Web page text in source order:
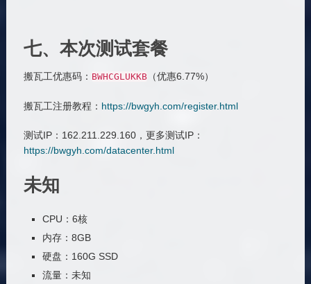
七、本次测试套餐
搬瓦工优惠码： BWHCGLUKKB（优惠6.77%）
搬瓦工注册教程： https://bwgyh.com/register.html
测试IP：162.211.229.160，更多测试IP：
https://bwgyh.com/datacenter.html
未知
CPU：6核
内存：8GB
硬盘：160G SSD
流量：未知